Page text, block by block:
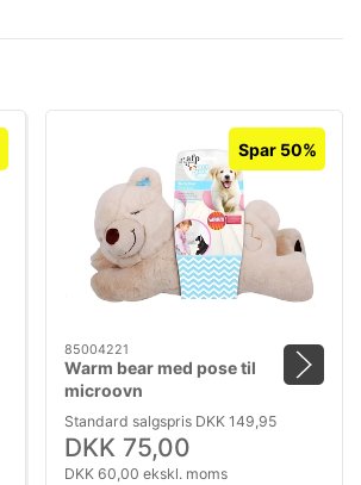
Spar 50%
85004221
Warm bear med pose til
microovn
Standard salgspris DKK 149,95
DKK 75,00
DKK 60,00 ekskl. moms